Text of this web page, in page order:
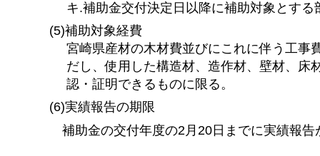
キ.補助金交付決定日以降に補助対象とす
(5)補助対象経費
宮崎県産材の木材費並びにこれに伴う工事
だし、使用した構造材、造作材、壁材、床
認・証明できるものに限る。
(6)実績報告の期限
補助金の交付年度の2月20日までに実績報